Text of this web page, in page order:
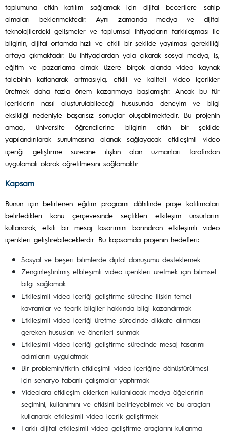
toplumuna etkin katılım sağlamak için dijital becerilere sahip
olmaları beklenmektedir. Aynı zamanda medya ve dijital
teknolojilerdeki gelişmeler ve toplumsal ihtiyaçların farklılaşması ile
bilginin, dijital ortamda hızlı ve etkili bir şekilde yayılması gerekliliği
ortaya çıkmaktadır. Bu ihtiyaçlardan yola çıkarak sosyal medya, iş,
eğitim ve pazarlama olmak üzere birçok alanda video kaynak
talebinin katlanarak artmasıyla, etkili ve kaliteli video içerikler
üretmek daha fazla önem kazanmaya başlamıştır. Ancak bu tür
içeriklerin nasıl oluşturulabileceği hususunda deneyim ve bilgi
eksikliği nedeniyle başarısız sonuçlar oluşabilmektedir. Bu projenin
amacı, üniversite öğrencilerine bilginin etkin bir şekilde
yapılandırılarak sunulmasına olanak sağlayacak etkileşimli video
içeriği geliştirme sürecine ilişkin alan uzmanları tarafından
uygulamalı olarak öğretilmesini sağlamaktır.
Kapsam
Bunun için belirlenen eğitim programı dâhilinde proje katılımcıları
belirledikleri konu çerçevesinde seçtikleri etkileşim unsurlarını
kullanarak, etkili bir mesaj tasarımını barındıran etkileşimli video
içerikleri geliştirebileceklerdir. Bu kapsamda projenin hedefleri:
Sosyal ve beşeri bilimlerde dijital dönüşümü desteklemek
Zenginleştirilmiş etkileşimli video içerikleri üretmek için bilimsel
bilgi sağlamak
Etkileşimli video içeriği geliştirme sürecine ilişkin temel
kavramlar ve teorik bilgiler hakkında bilgi kazandırmak
Etkileşimli video içeriği üretme sürecinde dikkate alınması
gereken hususları ve önerileri sunmak
Etkileşimli video içeriği geliştirme sürecinde mesaj tasarımı
adımlarını uygulatmak
Bir problemin/fikrin etkileşimli video içeriğine dönüştürülmesi
için senaryo tabanlı çalışmalar yaptırmak
Videolara etkileşim eklerken kullanılacak medya öğelerinin
seçimini, kullanımını ve etkisini belirleyebilmek ve bu araçları
kullanarak etkileşimli video içerik geliştirmek
Farklı dijital etkileşimli video geliştirme araçlarını kullanma